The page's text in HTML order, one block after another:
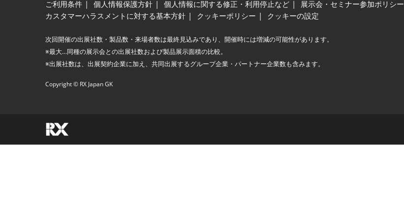
ご利用条件 個人情報保護方針 個人情報に関する修正・利用停止など 展示会・セミナー参加ポリシー
カスタマーハラスメントに対する基本方針
クッキーポリシー クッキーの設定
次回開催の出展社数・製品数・来場者数は最終見込みであり、開催時には増減の可能性があります。
※最大…同種の展示会との出展社数および製品展示面積の比較。
※出展社数は、出展契約企業に加え、共同出展するグループ企業・パートナー企業数も含みます。
Copyright © RX Japan GK